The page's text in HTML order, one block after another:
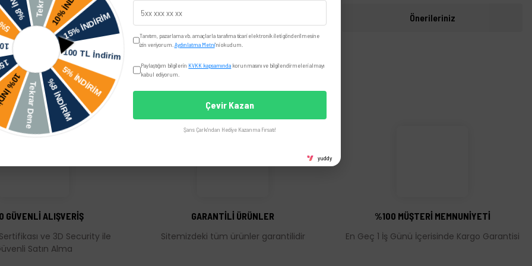
Yorumlar Önerileriniz
GÜVENLİ ALIŞVERİŞ
ve 3D Security ile
Satın Alma
GARANTİLİ ÜRÜNLER
Sitemizdeki tüm ürünler garantilidir
%100 MÜŞTERİ MEMNUNİYETİ
En Geç 1 İş Günü İçerisinde Kargo Garantisi
Tanıtım, pazarlama vb. amaçlarla tarafıma ticari elektronik ileti gönderilmesine
izin veriyorum. Aydınlatma Metni'ni okudum.
Paylaştığım bilgilerin KVKK kapsamında korunmasını ve bilgilendirmeleri almayı
kabul ediyorum.
Çevir Kazan
Şans Çarkı'ndan Hediye Kazanma Fırsatı!
yuddy